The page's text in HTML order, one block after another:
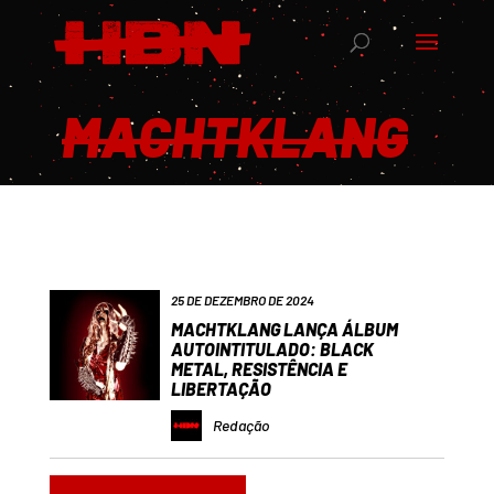
MACHTKLANG
25 DE DEZEMBRO DE 2024
MACHTKLANG LANÇA ÁLBUM
AUTOINTITULADO: BLACK
METAL, RESISTÊNCIA E
LIBERTAÇÃO
Redação